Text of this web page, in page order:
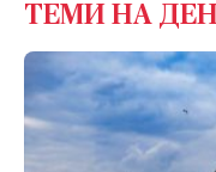
ТЕМИ НА